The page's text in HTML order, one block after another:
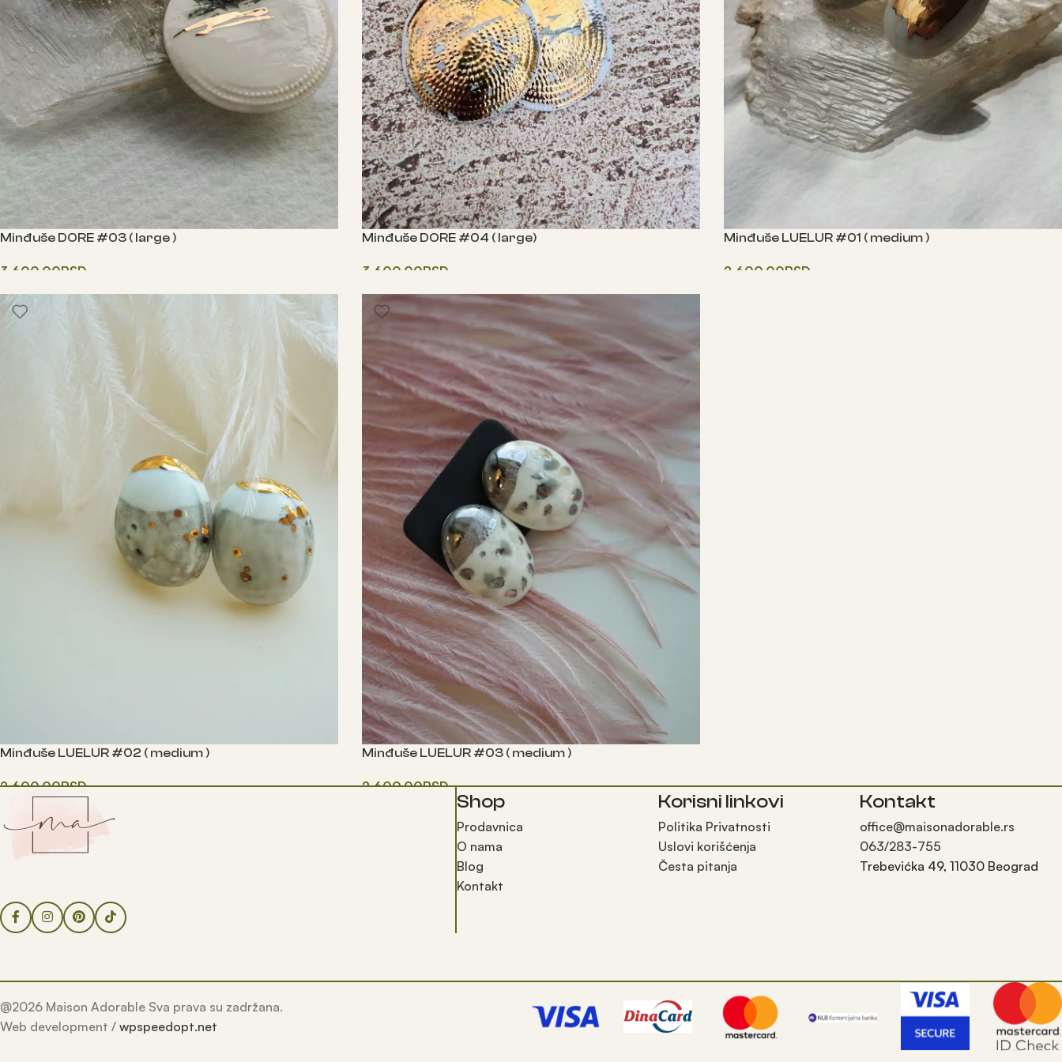
Minđuše DORE #03 ( large )
3,600.00RSD
Одаберите опције
Minđuše DORE #04 ( large)
3,600.00RSD
Одаберите опције
Minđuše LUELUR #01 ( medium )
2,600.00RSD
Minđuše LUELUR #02 ( medium )
2,600.00RSD
Minđuše LUELUR #03 ( medium )
2,600.00RSD
Shop
Prodavnica
O nama
Blog
Kontakt
Korisni linkovi
Politika Privatnosti
Uslovi korišćenja
Česta pitanja
Kontakt
office@maisonadorable.rs
063/283-755
Trebevićka 49, 11030 Beograd
@2026 Maison Adorable Sva prava su zadržana.
Web development / wpspeedopt.net